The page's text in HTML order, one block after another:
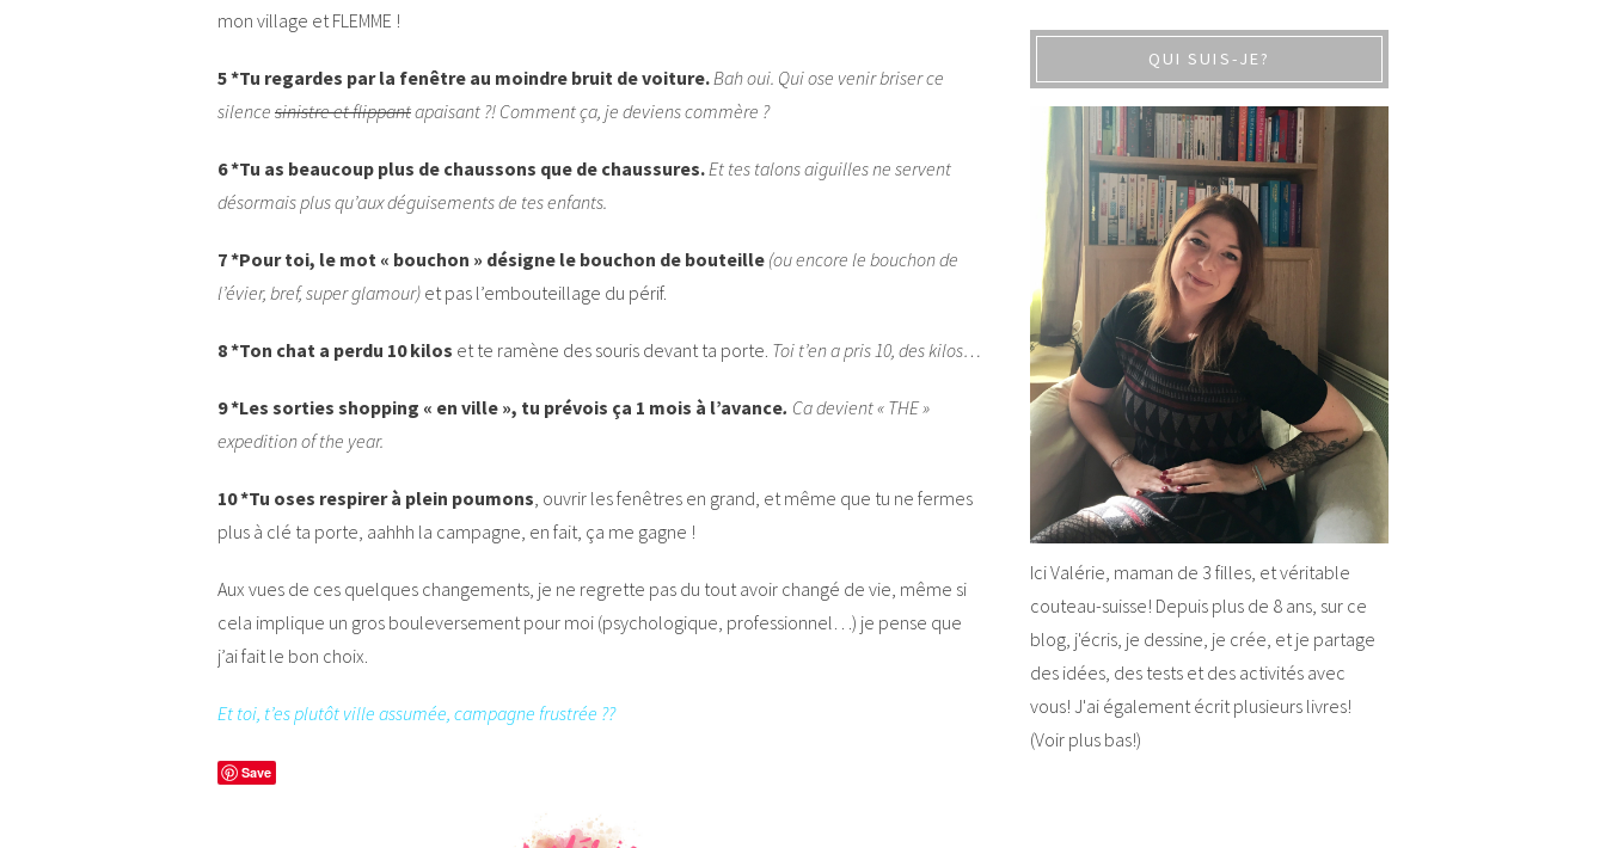
mon village et FLEMME !
5 *Tu regardes par la fenêtre au moindre bruit de voiture. Bah oui. Qui ose venir briser ce
silence sinistre et flippantapaisant ?! Comment ça, je deviens commère ?
6 *Tu as beaucoup plus de chaussons que de chaussures. Et tes talons aiguilles ne servent
désormais plus qu’aux déguisements de tes enfants.
7 *Pour toi, le mot « bouchon » désigne le bouchon de bouteille (ou encore le bouchon de
l’évier, bref, super glamour) et pas l’embouteillage du périf.
8 *Ton chat a perdu 10 kilos et te ramène des souris devant ta porte. Toi t’en a pris 10, des kilos…
9 *Les sorties shopping « en ville », tu prévois ça 1 mois à l’avance. Ca devient « THE »
expedition of the year.
10 *Tu oses respirer à plein poumons , ouvrir les fenêtres en grand, et même que tu ne fermes
plus à clé ta porte, aahhh la campagne, en fait, ça me gagne !
Aux vues de ces quelques changements, je ne regrette pas du tout avoir changé de vie, même si
cela implique un gros bouleversement pour moi (psychologique, professionnel…) je pense que
j’ai fait le bon choix.
Et toi, t’es plutôt ville assumée, campagne frustrée ??
Save
QUI SUIS-JE?
Ici Valérie, maman de 3 filles, et véritable
couteau-suisse! Depuis plus de 8 ans, sur ce
blog, j'écris, je dessine, je crée, et je partage
des idées, des tests et des activités avec
vous! J'ai également écrit plusieurs livres!
(Voir plus bas!)